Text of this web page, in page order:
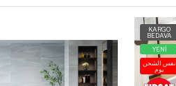
KARGO
BEDAVA
YENİ
نفس الشحن
يوم